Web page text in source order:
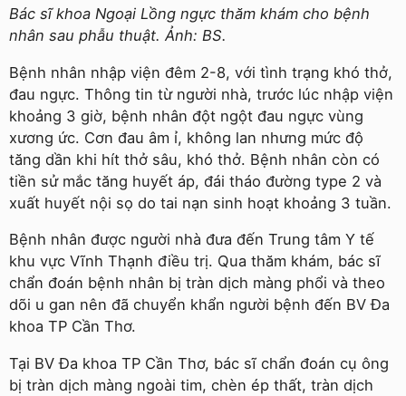
Bác sĩ khoa Ngoại Lồng ngực thăm khám cho bệnh
nhân sau phẫu thuật. Ảnh: BS.
Bệnh nhân nhập viện đêm 2-8, với tình trạng khó thở,
đau ngực. Thông tin từ người nhà, trước lúc nhập viện
khoảng 3 giờ, bệnh nhân đột ngột đau ngực vùng
xương ức. Cơn đau âm ỉ, không lan nhưng mức độ
tăng dần khi hít thở sâu, khó thở. Bệnh nhân còn có
tiền sử mắc tăng huyết áp, đái tháo đường type 2 và
xuất huyết nội sọ do tai nạn sinh hoạt khoảng 3 tuần.
Bệnh nhân được người nhà đưa đến Trung tâm Y tế
khu vực Vĩnh Thạnh điều trị. Qua thăm khám, bác sĩ
chẩn đoán bệnh nhân bị tràn dịch màng phổi và theo
dõi u gan nên đã chuyển khẩn người bệnh đến BV Đa
khoa TP Cần Thơ.
Tại BV Đa khoa TP Cần Thơ, bác sĩ chẩn đoán cụ ông
bị tràn dịch màng ngoài tim, chèn ép thất, tràn dịch